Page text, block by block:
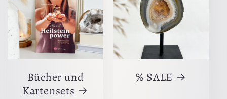
Bücher und
Kartensets
% SALE